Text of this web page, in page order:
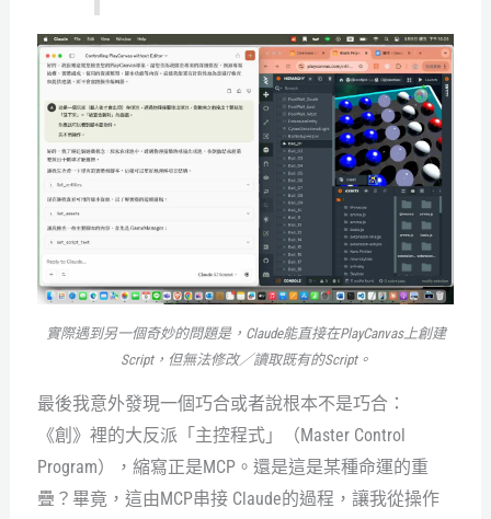
實際遇到另一個奇妙的問題是，Claude能直接在PlayCanvas上創建
Script，但無法修改／讀取既有的Script。
最後我意外發現一個巧合或者說根本不是巧合：
《創》裡的大反派「主控程式」（Master Control
Program），縮寫正是MCP。還是這是某種命運的重
疊？畢竟，這由MCP串接 Claude的過程，讓我從操作